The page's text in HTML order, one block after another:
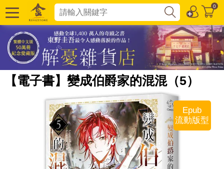
0
【電子書】變成伯爵家的混混（5）
Epub
流動版型